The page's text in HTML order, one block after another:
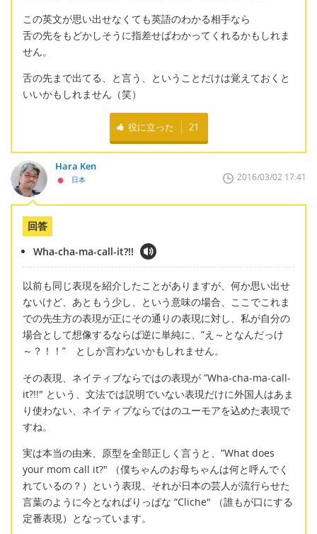
この英文が思い出せなくても英語のわかる相手なら
舌の先をもどかしそうに指差せばわかってくれるかもしれま
せん。
舌の先まで出てる、と言う、ということだけは覚えておくと
いいかもしれません（笑）
役に立った 21
Hara Ken
日本 2016/03/02 17:41
回答
Wha-cha-ma-call-it?!!
以前も同じ表現を紹介したことがありますが、何か思い出せ
ないけど、あともう少し、という意味の場合、ここでこれま
での先生方の表現が正にその通りの表現に対し、私が自分の
場合として想像するならば逆に単純に、”え～となんだっけ
～？！！” としか言わないかもしれません。
その表現、ネイティブならではの表現が ”Wha-cha-ma-call-
it?!!" という、文法では説明でいない表現だけに外国人はあま
り使わない、ネイティブならではのユーモアを込めた表現で
すね。
実は本当の由来、原型を全部正しく言うと、”What does
your mom call it?" （僕ちゃんのお母ちゃんは何と呼んでく
れているの？）という表現、それが日本の芸人が流行らせた
言葉のように今となればりっぱな “Cliche" （誰もが口にする
定番表現）となっています。